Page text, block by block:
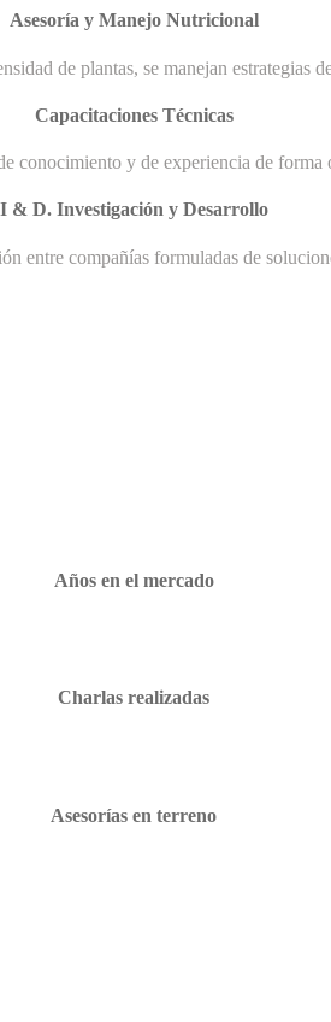
Asesoría y Manejo Nutricional
de plantas, se manejan estrategias
Capacitaciones Técnicas
conocimiento y de experiencia de
I & D. Investigación y Desarrollo
entre compañías formuladas de
Años en el mercado
Charlas realizadas
Asesorías en terreno